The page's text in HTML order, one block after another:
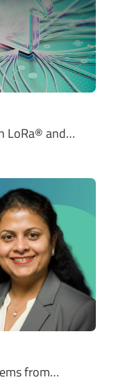
LoRa® and…
from…